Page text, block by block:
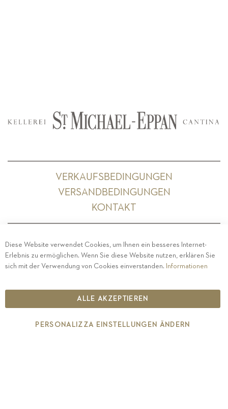
VERKAUFSBEDINGUNGEN
VERSANDBEDINGUNGEN
KONTAKT
PRIVACY-IMPRESSUM- COOKIE POLICY-
ETHISCHER KODEX
IT00126670215
Diese Website verwendet Cookies, um Ihnen ein besseres Internet-
Erlebnis zu ermöglichen. Wenn Sie diese Website nutzen, erklären Sie
sich mit der Verwendung von Cookies einverstanden. Informationen
ALLE AKZEPTIEREN
PERSONALIZZA EINSTELLUNGEN ÄNDERN